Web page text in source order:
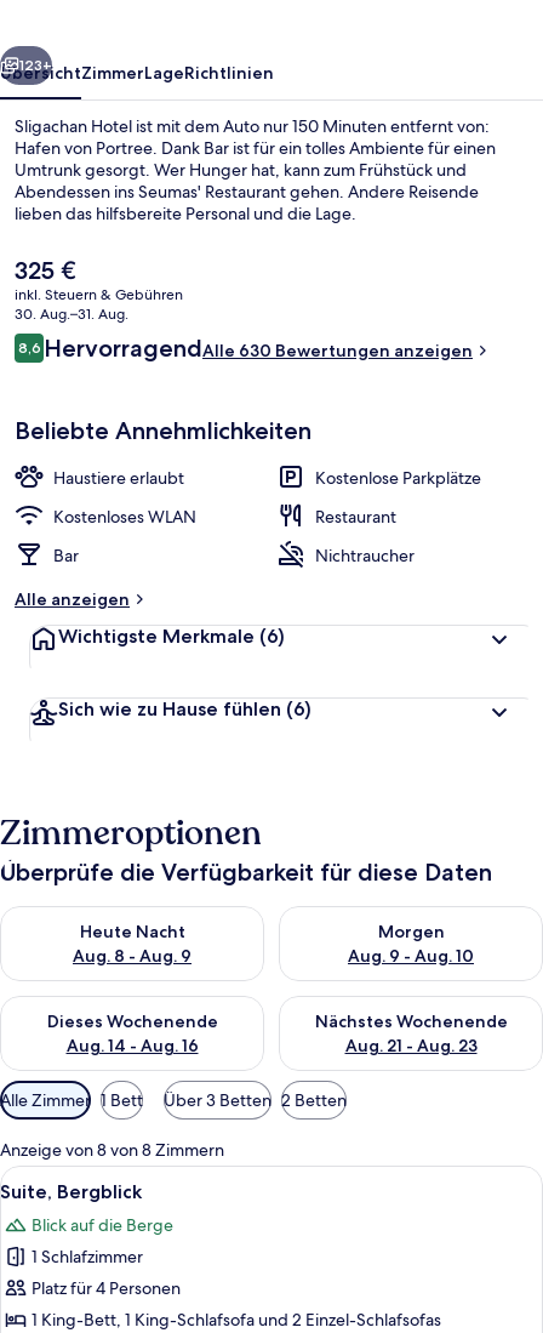
Weiter
123+
ÜbersichtZimmerLageRichtlinien
Sligachan Hotel ist mit dem Auto nur 150 Minuten entfernt von:
Hafen von Portree. Dank Bar ist für ein tolles Ambiente für einen
Umtrunk gesorgt. Wer Hunger hat, kann zum Frühstück und
Abendessen ins Seumas' Restaurant gehen. Andere Reisende
lieben das hilfsbereite Personal und die Lage.
Der
aktuelle
Preis
beträgt
325 €.
325 €
inkl. Steuern & Gebühren
30. Aug.–31. Aug.
Bewertungen
8,68,6 von 10.
HervorragendAlle 630 Bewertungen anzeigen
Beliebte Annehmlichkeiten
Haustiere erlaubt
Kostenlose Parkplätze
Kostenloses WLAN
Restaurant
Bar
Nichtraucher
Alle anzeigen
Wichtigste Merkmale (6)
Sich wie zu Hause fühlen (6)
Zimmeroptionen
Überprüfe die Verfügbarkeit für diese Daten
Heute Nacht
Aug. 8 - Aug. 9
Überprüfe die Verfügbarkeit für heute Nacht, Aug. 8 - Aug. 9.
Morgen
Aug. 9 - Aug. 10
Überprüfe die Verfügbarkeit
Dieses Wochenende
Aug. 14 - Aug. 16
Überprüfe die Verfügbarkeit für dieses Wochenende, Aug. 14
Nächstes Wochenende
Aug. 21 - Aug. 23
Überprüfe die Verfügbarkeit
Verfügbare
Filter
für
Zimmer
Alle Zimmer 1 Bett Über 3 Betten 2 Betten
Anzeige von 8 von 8 Zimmern
Alle
Fotos
für
Suite,
Bergblick
anzeigen
Suite, Bergblick | Kostenloses WLAN,
21
Suite, Bergblick
Blick auf die Berge
1 Schlafzimmer
Platz für 4 Personen
1 King-Bett, 1 King-Schlafsofa und 2 Einzel-Schlafsofas